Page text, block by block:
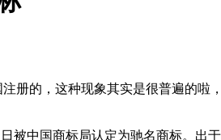
册的，这种现象其实是很普遍的
被中国商标局认定为驰名商标。